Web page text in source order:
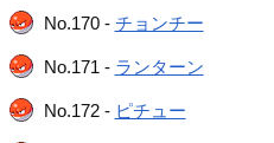
No.170 - チョンチー
No.171 - ランターン
No.172 - ピチュー